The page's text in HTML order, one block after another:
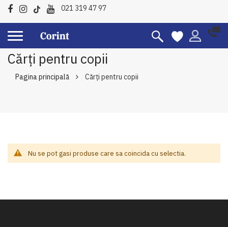
021 319 47 97
Cărți pentru copii
Pagina principală Cărți pentru copii
Nu se pot gasi produse care sa coincida cu selectia.